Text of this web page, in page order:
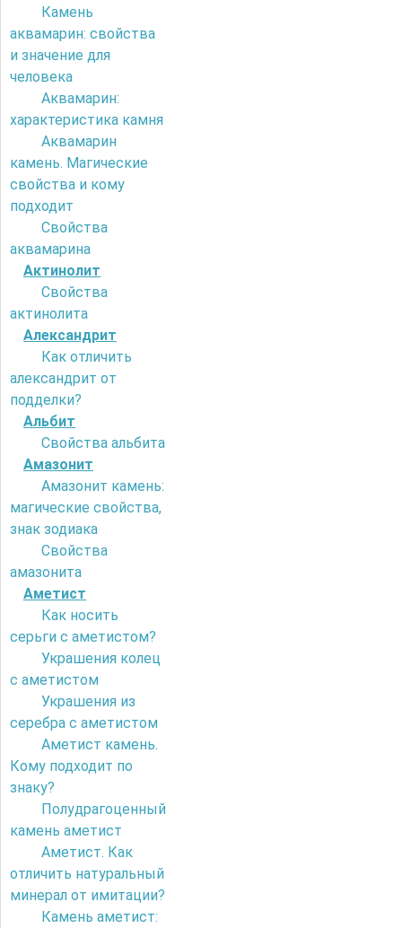
Камень
аквамарин: свойства
и значение для
человека
Аквамарин:
характеристика камня
Аквамарин
камень. Магические
свойства и кому
подходит
Свойства
аквамарина
Актинолит
Свойства
актинолита
Александрит
Как отличить
александрит от
подделки?
Альбит
Свойства альбита
Амазонит
Амазонит камень:
магические свойства,
знак зодиака
Свойства
амазонита
Аметист
Как носить
серьги с аметистом?
Украшения колец
с аметистом
Украшения из
серебра с аметистом
Аметист камень.
Кому подходит по
знаку?
Полудрагоценный
камень аметист
Аметист. Как
отличить натуральный
минерал от имитации?
Камень аметист: